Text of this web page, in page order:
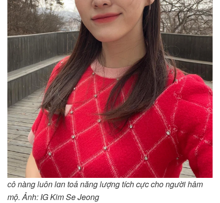
ᴄô nàng luôn lɑn toả năng lượng tích cực cho người hâm
mộ. Ảnh: IG Kim Se Jeong